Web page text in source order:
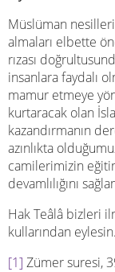
Müslüman
almaları elbette
rızası
insanlara faydalı
mamur etmeye
kurtaracak olan
kazandırmanın
azınlıkta
camilerimizin
devamlılığını
Hak Teâlâ bizleri
kullarından
[1] Zümer suresi,